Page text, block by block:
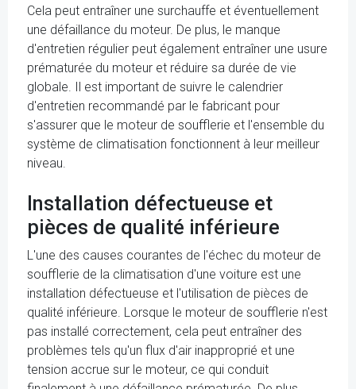
Cela peut entraîner une surchauffe et éventuellement
une défaillance du moteur. De plus, le manque
d'entretien régulier peut également entraîner une usure
prématurée du moteur et réduire sa durée de vie
globale. Il est important de suivre le calendrier
d'entretien recommandé par le fabricant pour
s'assurer que le moteur de soufflerie et l'ensemble du
système de climatisation fonctionnent à leur meilleur
niveau.
Installation défectueuse et
pièces de qualité inférieure
L'une des causes courantes de l'échec du moteur de
soufflerie de la climatisation d'une voiture est une
installation défectueuse et l'utilisation de pièces de
qualité inférieure. Lorsque le moteur de soufflerie n'est
pas installé correctement, cela peut entraîner des
problèmes tels qu'un flux d'air inapproprié et une
tension accrue sur le moteur, ce qui conduit